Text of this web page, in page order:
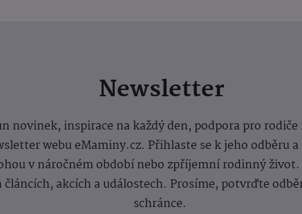
Newsletter
novinek, inspirace na každý den, podpora pro
webu eMaminy.cz. Přihlaste se k jeho odběru
v náročném období nebo zpříjemní rodinný
článcích, akcích a událostech. Prosíme, potvrďte
schránce.